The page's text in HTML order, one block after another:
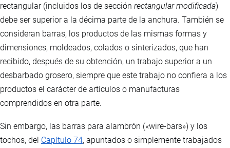
rectangular (incluidos los de sección rectangular modificada)
debe ser superior a la décima parte de la anchura. También se
consideran barras, los productos de las mismas formas y
dimensiones, moldeados, colados o sinterizados, que han
recibido, después de su obtención, un trabajo superior a un
desbarbado grosero, siempre que este trabajo no confiera a los
productos el carácter de artículos o manufacturas
comprendidos en otra parte.
Sin embargo, las barras para alambrón («wire-bars») y los
tochos, del Capítulo 74, apuntados o simplemente trabajados